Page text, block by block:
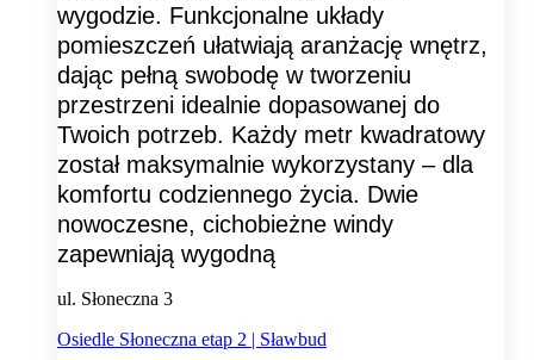
wygodzie. Funkcjonalne układy
pomieszczeń ułatwiają aranżację wnętrz,
dając pełną swobodę w tworzeniu
przestrzeni idealnie dopasowanej do
Twoich potrzeb. Każdy metr kwadratowy
został maksymalnie wykorzystany – dla
komfortu codziennego życia. Dwie
nowoczesne, cichobieżne windy
zapewniają wygodną
ul. Słoneczna 3
Osiedle Słoneczna etap 2 | Sławbud